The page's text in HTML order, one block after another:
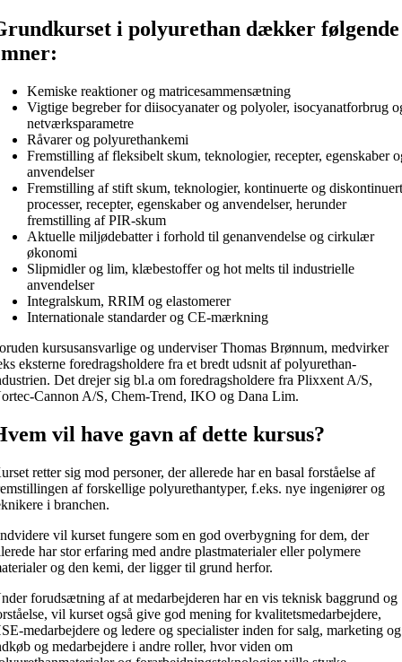
i polyurethan dækker følgende
Kemiske reaktioner og matricesammensætning
Vigtige begreber for diisocyanater og polyoler, isocyanatforbrug
netværksparametre
Råvarer og polyurethankemi
Fremstilling af fleksibelt skum, teknologier, recepter, egenskaber
anvendelser
Fremstilling af stift skum, teknologier, kontinuerte og
processer, recepter, egenskaber og anvendelser, herunder
fremstilling af PIR-skum
Aktuelle miljødebatter i forhold til genanvendelse og cirkulær
økonomi
Slipmidler og lim, klæbestoffer og hot melts til industrielle
anvendelser
Integralskum, RRIM og elastomerer
Internationale standarder og CE-mærkning
kursusansvarlige og underviser Thomas Brønnum, medvirker
eksterne foredragsholdere fra et bredt udsnit af polyurethan-
Det drejer sig bl.a om foredragsholdere fra Plixxent A/S,
Cannon A/S, Chem-Trend, IKO og Dana Lim.
vil have gavn af dette kursus?
retter sig mod personer, der allerede har en basal forståelse af
af forskellige polyurethantyper, f.eks. nye ingeniører og
i branchen.
vil kurset fungere som en god overbygning for dem, der
har stor erfaring med andre plastmaterialer eller polymere
og den kemi, der ligger til grund herfor.
forudsætning af at medarbejderen har en vis teknisk baggrund og
vil kurset også give god mening for kvalitetsmedarbejdere,
medarbejdere og ledere og specialister inden for salg, marketing og
og medarbejdere i andre roller, hvor viden om